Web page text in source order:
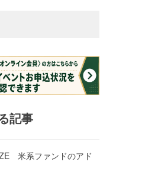
記事
米系ファンドのアド